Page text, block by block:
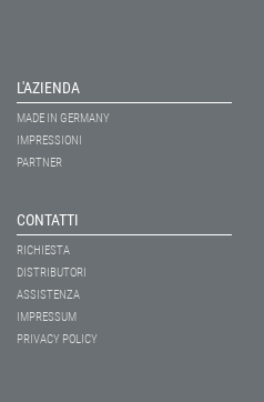
L'AZIENDA
MADE IN GERMANY
IMPRESSIONI
PARTNER
CONTATTI
RICHIESTA
DISTRIBUTORI
ASSISTENZA
IMPRESSUM
PRIVACY POLICY